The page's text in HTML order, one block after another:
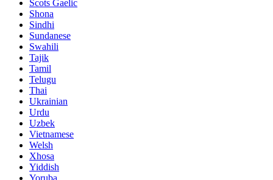
Scots Gaelic
Shona
Sindhi
Sundanese
Swahili
Tajik
Tamil
Telugu
Thai
Ukrainian
Urdu
Uzbek
Vietnamese
Welsh
Xhosa
Yiddish